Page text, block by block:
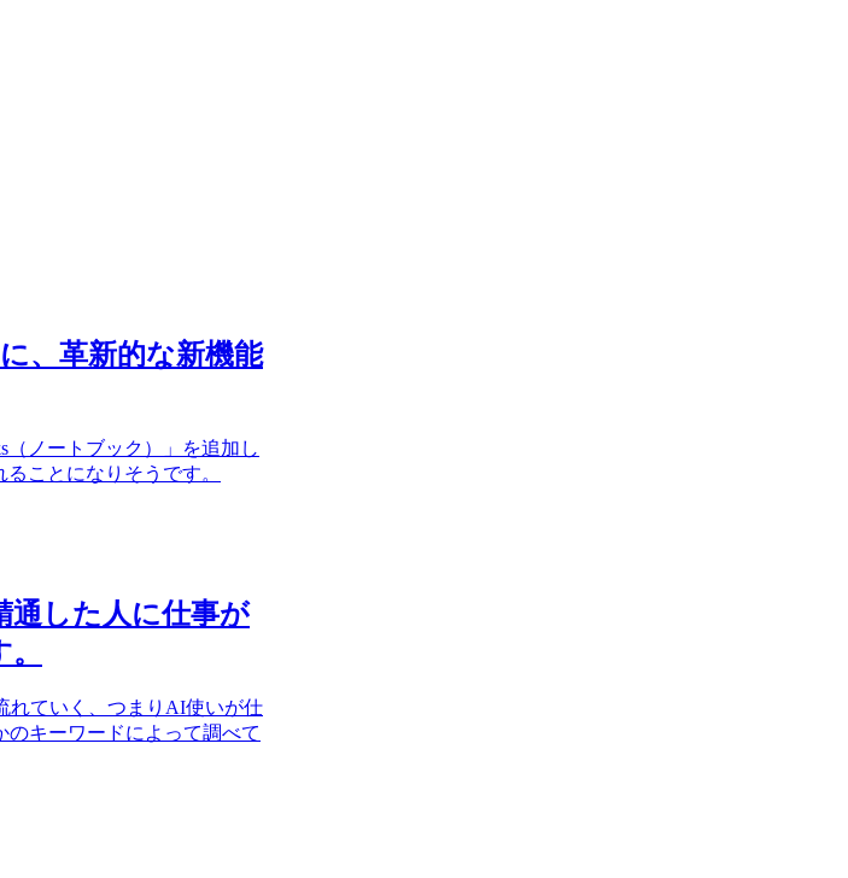
、革新的な新機能
（ノートブック）」を追加し
ことになりそうです。
した人に仕事が
れていく、つまりAI使いが仕
キーワードによって調べて